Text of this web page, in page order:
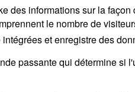
des informations sur la
le nombre de
et enregistre des
passante qui détermine